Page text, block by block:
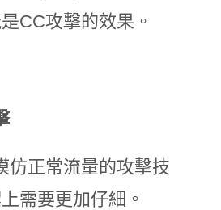
CC攻擊的效果。
仿正常流量的攻擊技
需要更加仔細。